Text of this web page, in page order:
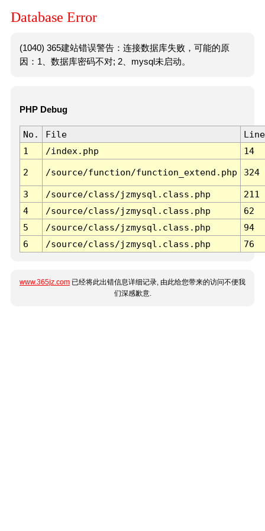
Database Error
(1040) 365建站错误警告：连接数据库失败，可能的原
因：1、数据库密码不对; 2、mysql未启动。
PHP Debug
No. File
Line
1
/index.php 14
2 /source/function/function_extend.php 324
3 /source/class/jzmysql.class.php
211
4
/source/class/jzmysql.class.php
62
5
/source/class/jzmysql.class.php
94
6
/source/class/jzmysql.class.php 76
www.365jz.com 已经将此出错信息详细记录, 由此给您带来的访问不便我
们深感歉意.